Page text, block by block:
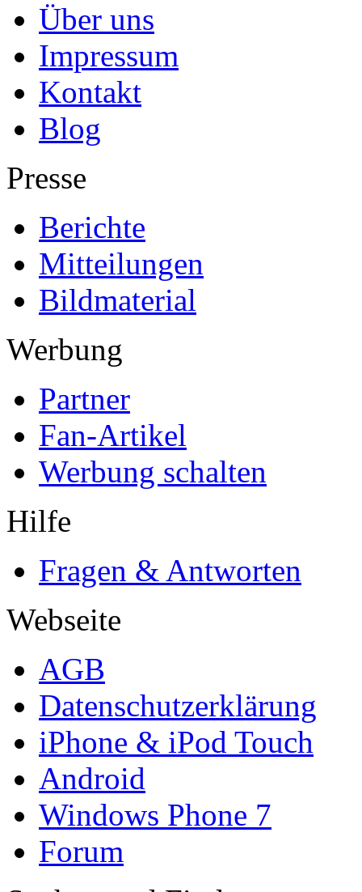
Über uns
Impressum
Kontakt
Blog
Presse
Berichte
Mitteilungen
Bildmaterial
Werbung
Partner
Fan-Artikel
Werbung schalten
Hilfe
Fragen & Antworten
Webseite
AGB
Datenschutzerklärung
iPhone & iPod Touch
Android
Windows Phone 7
Forum